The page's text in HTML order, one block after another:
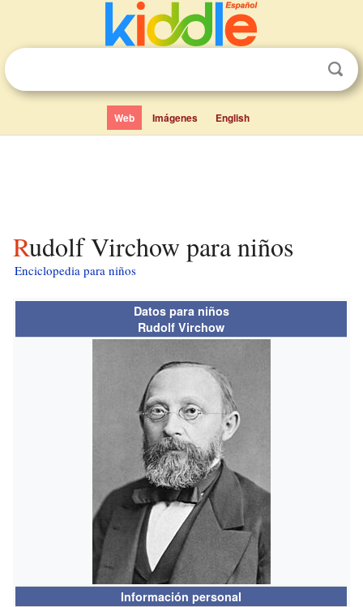
Web Imágenes English
Rudolf Virchow para niños
Enciclopedia para niños
Datos para niños
Rudolf Virchow
Información personal